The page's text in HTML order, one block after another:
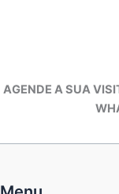
AGENDE A SUA